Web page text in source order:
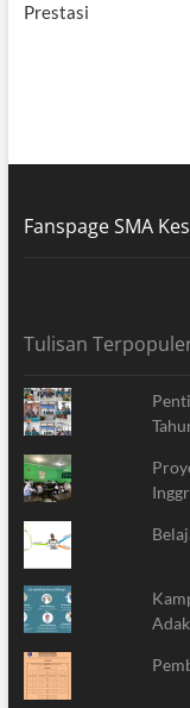
Prestasi
Fanspage SMA
Tulisan